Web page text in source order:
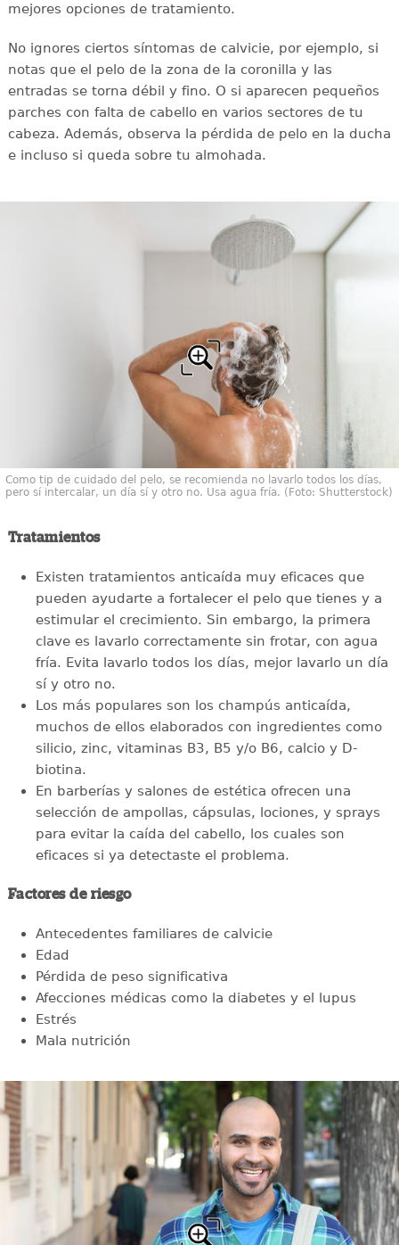
mejores opciones de tratamiento.
No ignores ciertos síntomas de calvicie, por ejemplo, si
notas que el pelo de la zona de la coronilla y las
entradas se torna débil y fino. O si aparecen pequeños
parches con falta de cabello en varios sectores de tu
cabeza. Además, observa la pérdida de pelo en la ducha
e incluso si queda sobre tu almohada.
Como tip de cuidado del pelo, se recomienda no lavarlo todos los días,
pero sí intercalar, un día sí y otro no. Usa agua fría. (Foto: Shutterstock)
Tratamientos
Existen tratamientos anticaída muy eficaces que
pueden ayudarte a fortalecer el pelo que tienes y a
estimular el crecimiento. Sin embargo, la primera
clave es lavarlo correctamente sin frotar, con agua
fría. Evita lavarlo todos los días, mejor lavarlo un día
sí y otro no.
Los más populares son los champús anticaída,
muchos de ellos elaborados con ingredientes como
silicio, zinc, vitaminas B3, B5 y/o B6, calcio y D-
biotina.
En barberías y salones de estética ofrecen una
selección de ampollas, cápsulas, lociones, y sprays
para evitar la caída del cabello, los cuales son
eficaces si ya detectaste el problema.
Factores de riesgo
Antecedentes familiares de calvicie
Edad
Pérdida de peso significativa
Afecciones médicas como la diabetes y el lupus
Estrés
Mala nutrición